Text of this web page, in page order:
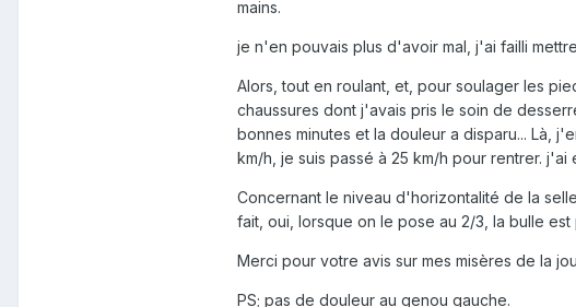
mains.
je n'en pouvais plus d'avoir mal, j'ai failli
Alors, tout en roulant, et, pour soulager les
chaussures dont j'avais pris le soin de
bonnes minutes et la douleur a disparu... Là,
km/h, je suis passé à 25 km/h pour rentrer.
Concernant le niveau d'horizontalité de la
fait, oui, lorsque on le pose au 2/3, la bulle est
Merci pour votre avis sur mes misères de la
PS; pas de douleur au genou gauche.